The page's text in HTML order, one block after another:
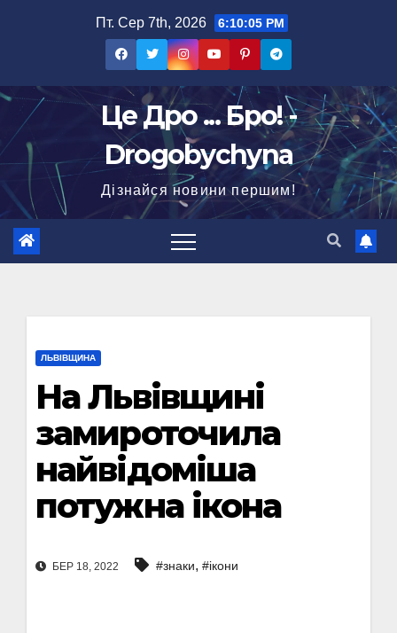
Пт. Сер 7th, 2026 6:10:06 PM
Це Дро ... Бро! -
Drogobychyna
Дізнайся новини першим!
ЛЬВІВЩИНА
На Львівщині
замироточила
найвідоміша
потужна ікона
БЕР 18, 2022 #знаки, #ікони